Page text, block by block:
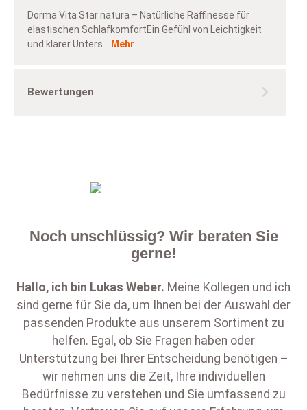
Dorma Vita Star natura – Natürliche Raffinesse für
elastischen SchlafkomfortEin Gefühl von Leichtigkeit
und klarer Unters… Mehr
Bewertungen
Noch unschlüssig? Wir beraten Sie
gerne!
Hallo, ich bin Lukas Weber. Meine Kollegen und ich
sind gerne für Sie da, um Ihnen bei der Auswahl der
passenden Produkte aus unserem Sortiment zu
helfen. Egal, ob Sie Fragen haben oder
Unterstützung bei Ihrer Entscheidung benötigen –
wir nehmen uns die Zeit, Ihre individuellen
Bedürfnisse zu verstehen und Sie umfassend zu